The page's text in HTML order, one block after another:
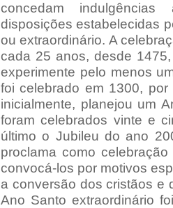
concedam
disposições estabelecidas
ou extraordinário. A
cada 25 anos, desde
experimente pelo menos
foi celebrado em 1300,
inicialmente, planejou um
foram celebrados vinte e
último o Jubileu do ano
proclama como
convocá-los por motivos
a conversão dos cristãos e
Ano Santo extraordinário